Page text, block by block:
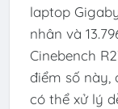
laptop
nhân và
Cinebench
điểm số này,
có thể xử lý